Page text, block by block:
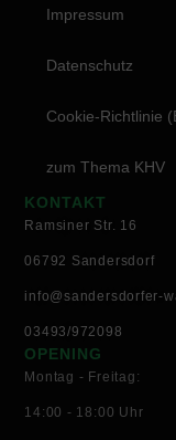
Impressum
Datenschutz
Cookie-Richtlinie
zum Thema KHV
KONTAKT
Ramsiner Str. 16
06792 Sandersdorf
info@sandersdorfer-
03493/972098
OPENING
Montag - Freitag:
14:00 - 18:00 Uhr